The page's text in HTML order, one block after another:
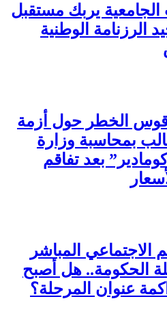
الجامعية يربك مستقبل
الرزنامة الوطنية
الخطر حول أزمة
بمحاسبة وزارة
بعد تفاقم
المباشر
الحكومة.. هل أصبح
عنوان المرحلة؟